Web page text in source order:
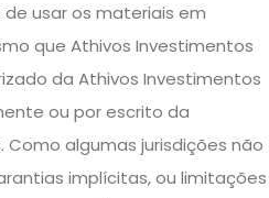
usar os materiais em
que Athivos Investimentos
da Athivos Investimentos
ou por escrito da
algumas jurisdições não
implícitas, ou limitações